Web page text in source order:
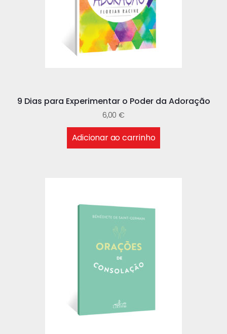
9 Dias para Experimentar o Poder da Adoração
6,00€
Adicionar ao carrinho